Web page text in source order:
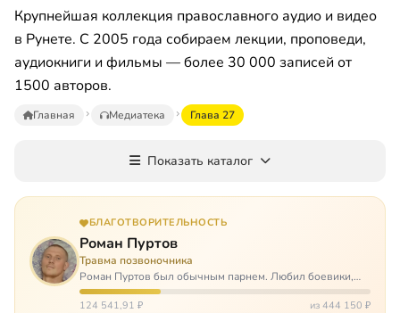
Крупнейшая коллекция православного аудио и видео
в Рунете. С 2005 года собираем лекции, проповеди,
аудиокниги и фильмы — более 30 000 записей от
1500 авторов.
Главная Медиатека Глава 27
Показать каталог
БЛАГОТВОРИТЕЛЬНОСТЬ
Роман Пуртов
Травма позвоночника
Роман Пуртов был обычным парнем. Любил боевики,
хорошие автомобили, был не дурак поиграть в комп,
любил жену и обожал дочь. А потом, будучи
124 541,91 ₽ из 444 150 ₽